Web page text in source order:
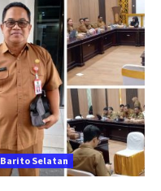
Barito Selatan